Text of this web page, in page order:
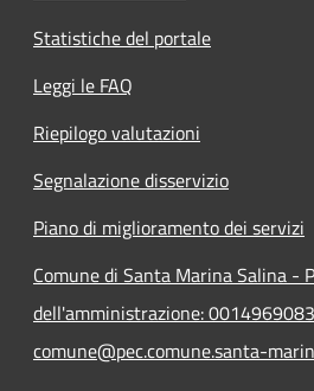
Statistiche del portale
Leggi le FAQ
Riepilogo valutazioni
Segnalazione disservizio
Piano di miglioramento dei servizi
Comune di Santa Marina Salina -
dell'amministrazione:
comune@pec.comune.santa-